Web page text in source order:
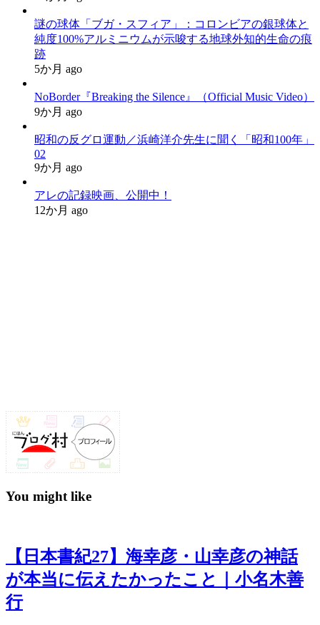
謎の球体「ブガ・スフィア」：コロンビアの銀球体と
純度100%アルミニウムが示唆する地球外知的生命の痕
跡
5か月 ago
NoBorder『Breaking the Silence』（Official Music Video）
9か月 ago
昭和の反グロ運動／浜崎洋介先生に聞く「昭和100年」
02
9か月 ago
アレの記録映画、公開中！
12か月 ago
You might like
【日本書紀27】海幸彦・山幸彦の神話
が本当に伝えたかったこと｜小名木善
行